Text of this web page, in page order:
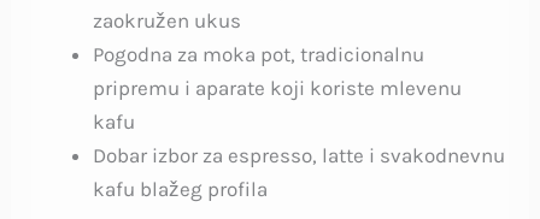
zaokružen ukus
Pogodna za moka pot, tradicionalnu
pripremu i aparate koji koriste mlevenu
kafu
Dobar izbor za espresso, latte i svakodnevnu
kafu blažeg profila